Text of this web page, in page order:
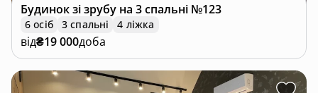
Будинок зі зрубу на 3 спальні №123
6 осіб 3 спальні 4 ліжка
від₴19 000доба